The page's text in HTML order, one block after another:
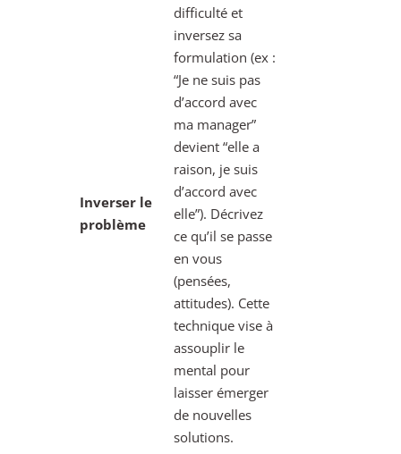
Inverser le
problème
difficulté et
inversez sa
formulation (ex :
“Je ne suis pas
d’accord avec
ma manager”
devient “elle a
raison, je suis
d’accord avec
elle”). Décrivez
ce qu’il se passe
en vous
(pensées,
attitudes). Cette
technique vise à
assouplir le
mental pour
laisser émerger
de nouvelles
solutions.